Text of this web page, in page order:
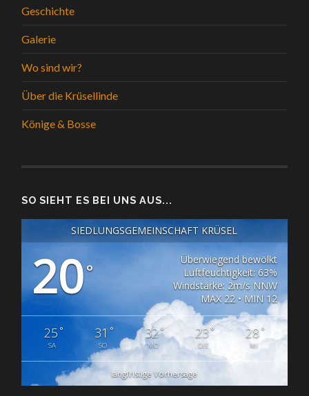
Geschichte
Galerie
Wo sind wir?
Über die Krüsellinde
Könige & Bosse
SO SIEHT ES BEI UNS AUS...
SIEDLUNGSGEMEINSCHAFT KRÜSEL
20°
Überwiegend bewölkt
Luftfeuchtigkeit: 63%
Windstärke: 2m/s NNW
MAX 22 • MIN 12
25°
SA
31 °
SO
32°
MO
23°
DIE
28°
MI
langfristige Vorhersage